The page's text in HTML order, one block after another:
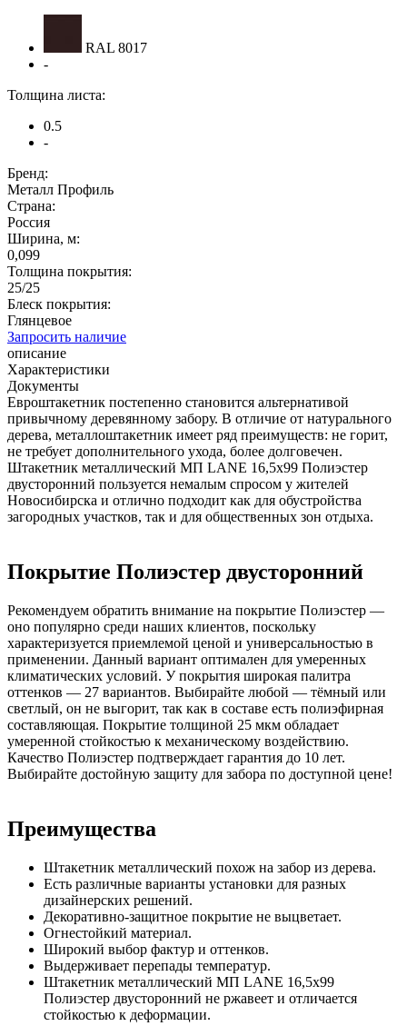
RAL 8017
-
Толщина листа:
0.5
-
Бренд:
Металл Профиль
Страна:
Россия
Ширина, м:
0,099
Толщина покрытия:
25/25
Блеск покрытия:
Глянцевое
Запросить наличие
описание
Характеристики
Документы
Евроштакетник постепенно становится альтернативой
привычному деревянному забору. В отличие от натурального
дерева, металлоштакетник имеет ряд преимуществ: не горит,
не требует дополнительного ухода, более долговечен.
Штакетник металлический МП LАNE 16,5х99 Полиэстер
двусторонний пользуется немалым спросом у жителей
Новосибирска и отлично подходит как для обустройства
загородных участков, так и для общественных зон отдыха.
Покрытие Полиэстер двусторонний
Рекомендуем обратить внимание на покрытие Полиэстер —
оно популярно среди наших клиентов, поскольку
характеризуется приемлемой ценой и универсальностью в
применении. Данный вариант оптимален для умеренных
климатических условий. У покрытия широкая палитра
оттенков — 27 вариантов. Выбирайте любой — тёмный или
светлый, он не выгорит, так как в составе есть полиэфирная
составляющая. Покрытие толщиной 25 мкм обладает
умеренной стойкостью к механическому воздействию.
Качество Полиэстер подтверждает гарантия до 10 лет.
Выбирайте достойную защиту для забора по доступной цене!
Преимущества
Штакетник металлический похож на забор из дерева.
Есть различные варианты установки для разных
дизайнерских решений.
Декоративно-защитное покрытие не выцветает.
Огнестойкий материал.
Широкий выбор фактур и оттенков.
Выдерживает перепады температур.
Штакетник металлический МП LАNE 16,5х99
Полиэстер двусторонний не ржавеет и отличается
стойкостью к деформации.